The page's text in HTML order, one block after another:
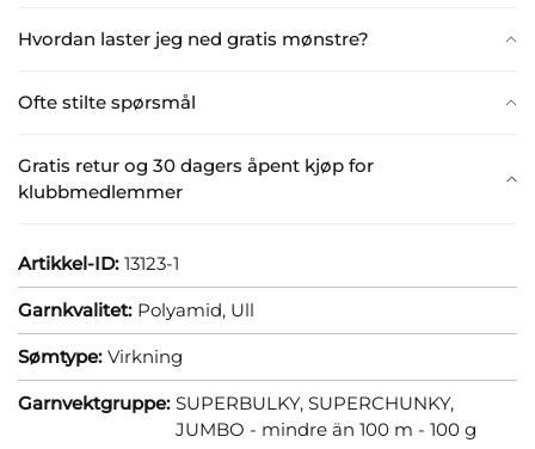
Hvordan laster jeg ned gratis mønstre?
Ofte stilte spørsmål
Gratis retur og 30 dagers åpent kjøp for
klubbmedlemmer
Artikkel-ID: 13123-1
Garnkvalitet: Polyamid, Ull
Sømtype: Virkning
Garnvektgruppe: SUPERBULKY, SUPERCHUNKY,
JUMBO - mindre än 100 m - 100 g